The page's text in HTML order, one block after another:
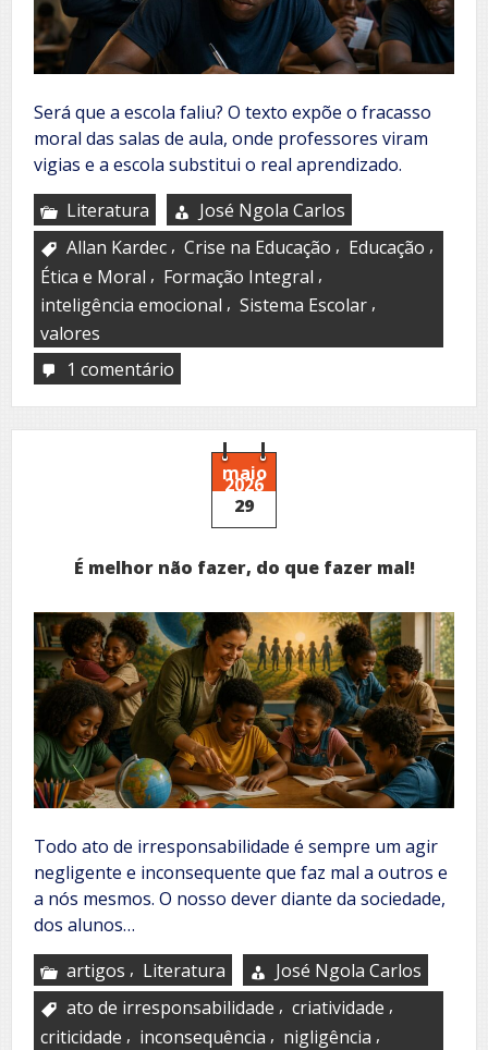
Será que a escola faliu? O texto expõe o fracasso
moral das salas de aula, onde professores viram
vigias e a escola substitui o real aprendizado.
Literatura
José Ngola Carlos
Allan Kardec , Crise na Educação , Educação ,
Ética e Moral , Formação Integral ,
inteligência emocional , Sistema Escolar ,
valores
1 comentário
infelizes
vigias
vigiados
sôfregos!
maio
2026
29
É melhor não fazer, do que fazer mal!
Todo ato de irresponsabilidade é sempre um agir
negligente e inconsequente que faz mal a outros e
a nós mesmos. O nosso dever diante da sociedade,
dos alunos…
artigos , Literatura
José Ngola Carlos
ato de irresponsabilidade , criatividade ,
criticidade , inconsequência , nigligência ,